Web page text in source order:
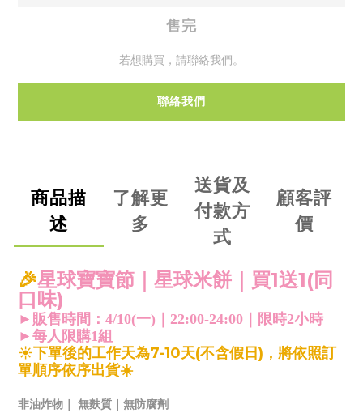
售完
若想購買，請聯絡我們。
聯絡我們
商品描
述
了解更
多
送貨及
付款方
式
顧客評
價
🎉星球寶寶節 ｜星球米餅｜ 買1送1(同
口味)
►販售時間：4/10(一)｜22:00-24:00｜
限時2小時
► 每人限購1組
☀️下單後的工作天為7-10天(不含假日)，將依照訂
單順序依序出貨☀️
非油炸物｜ 無麩質｜無防腐劑